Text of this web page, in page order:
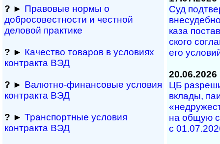
? ► Правовые нормы о
добросовестности и чест­ной
деловой практике
? ► Качество товаров в условиях
контракта ВЭД
? ► Валютно-финансовые условия
контракта ВЭД
? ► Транспортные условия
контракта ВЭД
Суд
ка­за
с­ко­го
его
20.06.2026
ЦБ
вкла­ды,
на об­щую
с